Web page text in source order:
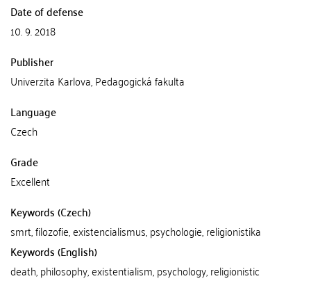
Date of defense
10. 9. 2018
Publisher
Univerzita Karlova, Pedagogická fakulta
Language
Czech
Grade
Excellent
Keywords (Czech)
smrt, filozofie, existencialismus, psychologie, religionistika
Keywords (English)
death, philosophy, existentialism, psychology, religionistic